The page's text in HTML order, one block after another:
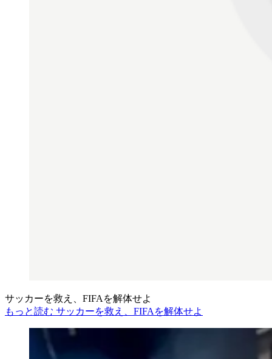
サッカーを救え、FIFAを解体せよ
もっと読む サッカーを救え、FIFAを解体せよ